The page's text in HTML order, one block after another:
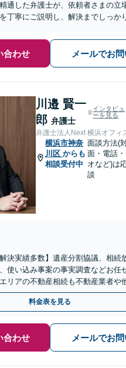
通した弁護士が、依頼者さまの立
丁寧にご説明し、解決までしっか
合わせ メールでお
川邉 賢一
郎 弁護士
インタビュ
ーを見る
弁護士法人Next 横浜オフィ
横浜市神奈
川区 からも
相談受付中
面談方法(
面・電話
オなど)は
談
決実績多数】遺産分割協議、相続
使い込み事案の事実調査などお任
リアの不動産相続も不動産業者や
応します【初回相談無料】
料金表を見る
合わせ メールでお